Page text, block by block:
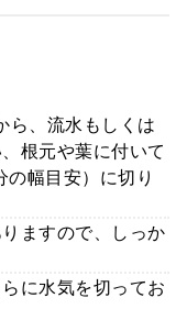
ら、流水もしくは
根元や葉に付いて
幅目安）に切り
ますので、しっか
に水気を切ってお